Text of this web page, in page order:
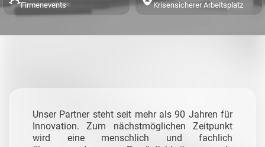
Firmenevents Krisensicherer Arbeitsplatz
Unser Partner steht seit mehr als 90 Jahren für
Innovation. Zum nächstmöglichen Zeitpunkt
wird eine menschlich und fachlich